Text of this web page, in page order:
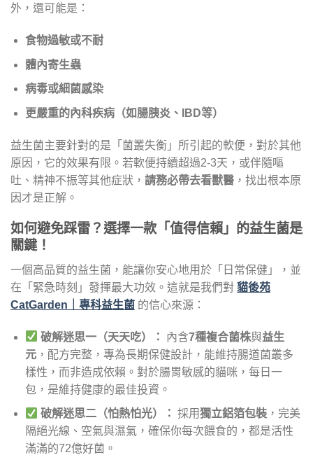
外，還可能是：
食物過敏或不耐
體內寄生蟲
病毒或細菌感染
更嚴重的內科疾病（如腸胰炎、IBD等）
益生菌主要針對的是「菌叢失衡」所引起的軟便，對於其他
原因，它的效果有限。若軟便持續超過2-3天，或伴隨嘔
吐、精神不振等其他症狀， 請務必帶去看獸醫 ，找出根本原
因才是正解。
如何避免踩雷？選擇一款「值得信賴」的益生菌是
關鍵！
一個高品質的益生菌，能讓你安心地用於「日常保健」，並
在「緊急時刻」發揮最大功效。這就是我們對 貓後苑
CatGarden｜專科益生菌 的信心來源：
破解迷思一（天天吃）： 內含7種複合菌株與益生
元，配方完整，專為長期保健設計，能維持腸道菌叢多
樣性，而非造成依賴。對於腸胃敏感的貓咪，每日一
包，是維持健康的最佳投資。
破解迷思二（怕熱怕光）： 採用獨立鋁箔包裝 ，完美
隔絕光線、空氣與濕氣，確保你每次餵食的，都是活性
滿滿的72億好菌。